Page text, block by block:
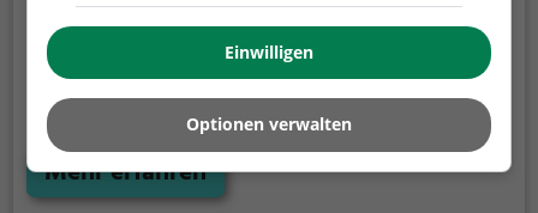
Das Hallenbad Sportzentrum Kerenzerberg Filzbach
ist ein Hallenbad in Filzbach. Das Hallenbad
Sportzentrum Kerenzerberg Filzbach ist die Adresse
für alle Wasserratten, auch an kalten Tagen. Egal ob
Familienausflug, Kindergeburtstag oder ganz
einfach mit Freunden - im Hallenbad Sportzentrum
Kerenzerberg Filzbach kommt jeder auf seine
Mehr erfahren
Einwilligen
Optionen verwalten